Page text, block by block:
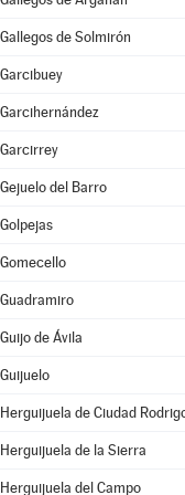
Gallegos de Solmirón
Garcibuey
Garcihernández
Garcirrey
Gejuelo del Barro
Golpejas
Gomecello
Guadramiro
Guijo de Ávila
Guijuelo
Herguijuela de Ciudad
Herguijuela de la Sierra
Herguijuela del Campo